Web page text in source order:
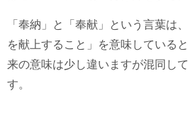
「奉納」と「奉献」という言葉は
を献上すること」を意味している
来の意味は少し違いますが混同し
す。